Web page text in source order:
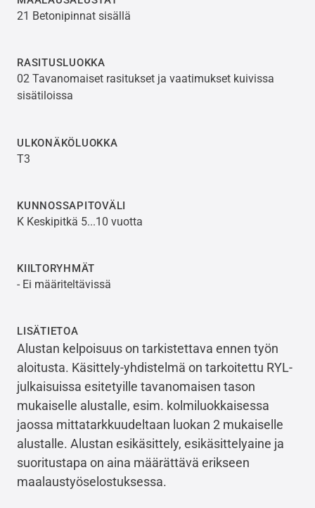
21 Betonipinnat sisällä
RASITUSLUOKKA
02 Tavanomaiset rasitukset ja vaatimukset kuivissa
sisätiloissa
ULKONÄKÖLUOKKA
T3
KUNNOSSAPITOVÄLI
K Keskipitkä 5...10 vuotta
KIILTORYHMÄT
- Ei määriteltävissä
LISÄTIETOA
Alustan kelpoisuus on tarkistettava ennen työn
aloitusta. Käsittely-yhdistelmä on tarkoitettu RYL-
julkaisuissa esitetyille tavanomaisen tason
mukaiselle alustalle, esim. kolmiluokkaisessa
jaossa mittatarkkuudeltaan luokan 2 mukaiselle
alustalle. Alustan esikäsittely, esikäsittelyaine ja
suoritustapa on aina määrättävä erikseen
maalaustyöselostuksessa.